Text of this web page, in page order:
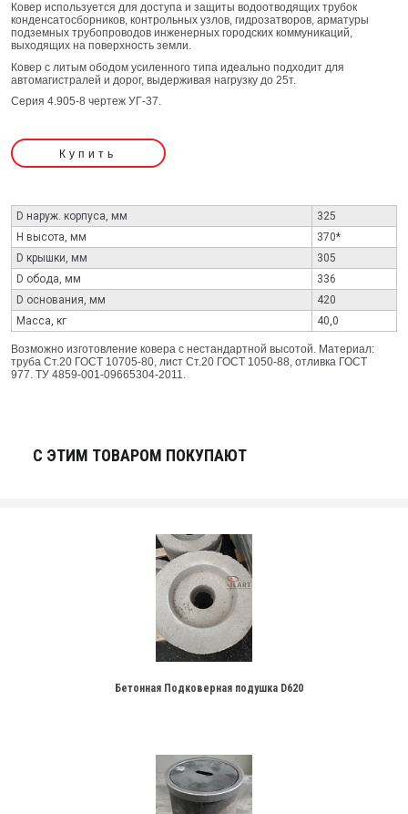
Ковер используется для доступа и защиты водоотводящих трубок
конденсатосборников, контрольных узлов, гидрозатворов, арматуры
подземных трубопроводов инженерных городских коммуникаций,
выходящих на поверхность земли.
Ковер с литым ободом усиленного типа идеально подходит для
автомагистралей и дорог, выдерживая нагрузку до 25т.
Серия 4.905-8 чертеж УГ-37.
Купить
D наруж. корпуса, мм
325
H высота, мм
370*
D крышки, мм
305
D обода, мм
336
D основания, мм
420
Масса, кг
40,0
Возможно изготовление ковера с нестандартной высотой. Материал:
труба Ст.20 ГОСТ 10705-80, лист Ст.20 ГОСТ 1050-88, отливка ГОСТ
977. ТУ 4859-001-09665304-2011.
С ЭТИМ ТОВАРОМ ПОКУПАЮТ
Бетонная Подковерная подушка D620